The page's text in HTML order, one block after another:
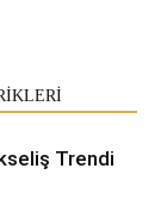
Trendi